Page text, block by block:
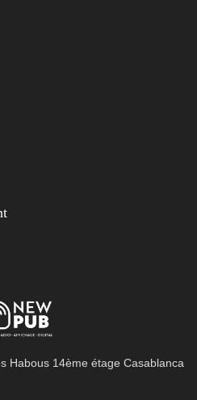
Habous 14ème étage Casablanca